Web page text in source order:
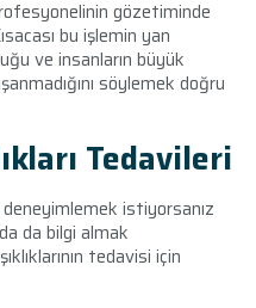
gözetiminde
bu işlemin yan
ve insanların büyük
söylemek doğru
Tedavileri
istiyorsanız
da bilgi almak
tedavisi için